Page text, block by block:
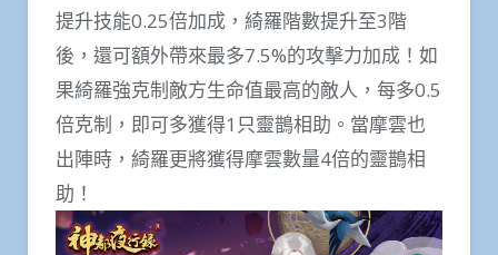
提升技能0.25倍加成，綺羅階數提升至3階
後，還可額外帶來最多7.5%的攻擊力加成！如
果綺羅強克制敵方生命值最高的敵人，每多0.5
倍克制，即可多獲得1只靈鵲相助。當摩雲也
出陣時，綺羅更將獲得摩雲數量4倍的靈鵲相
助！